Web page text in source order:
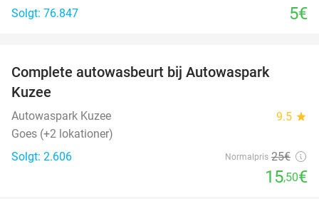
Solgt: 76.847
5€
Complete autowasbeurt bij Autowaspark
Kuzee
Autowaspark Kuzee 9.5 star
Goes (+2 lokationer)
Solgt: 2.606
Normalpris 25€
15,50€